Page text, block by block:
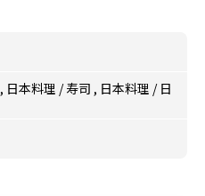
, 日本料理 /寿司 , 日本料理 / 日